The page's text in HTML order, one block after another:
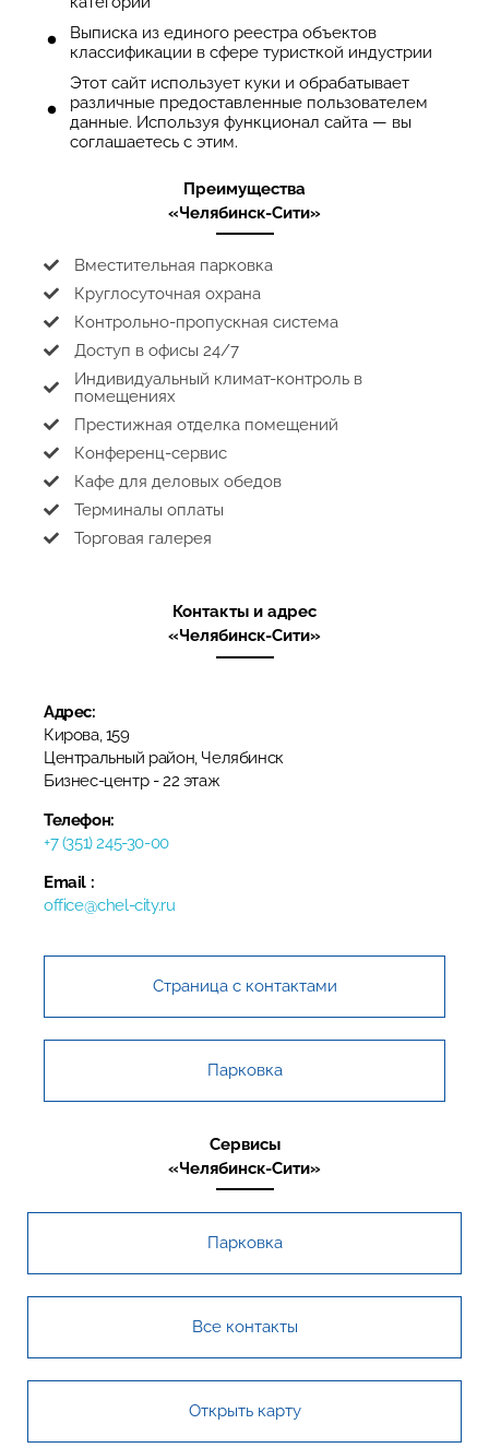
Выписка из единого реестра объектов
классификации в сфере туристкой индустрии
Этот сайт использует куки и обрабатывает
различные предоставленные пользователем
данные. Используя функционал сайта — вы
соглашаетесь с этим.
Преимущества
«Челябинск-Сити»
Вместительная парковка
Круглосуточная охрана
Контрольно-пропускная система
Доступ в офисы 24/7
Индивидуальный климат-контроль в
помещениях
Престижная отделка помещений
Конференц-сервис
Кафе для деловых обедов
Терминалы оплаты
Торговая галерея
Контакты и адрес
«Челябинск-Сити»
Адрес:
Кирова, 159
Центральный район, Челябинск
​Бизнес-центр​ - 22 этаж
Телефон:
+7 (351) 245-30-00
Email :
office@chel-city.ru
Страница с контактами
Парковка
Сервисы
«Челябинск-Сити»
Парковка
Все контакты
Открыть карту